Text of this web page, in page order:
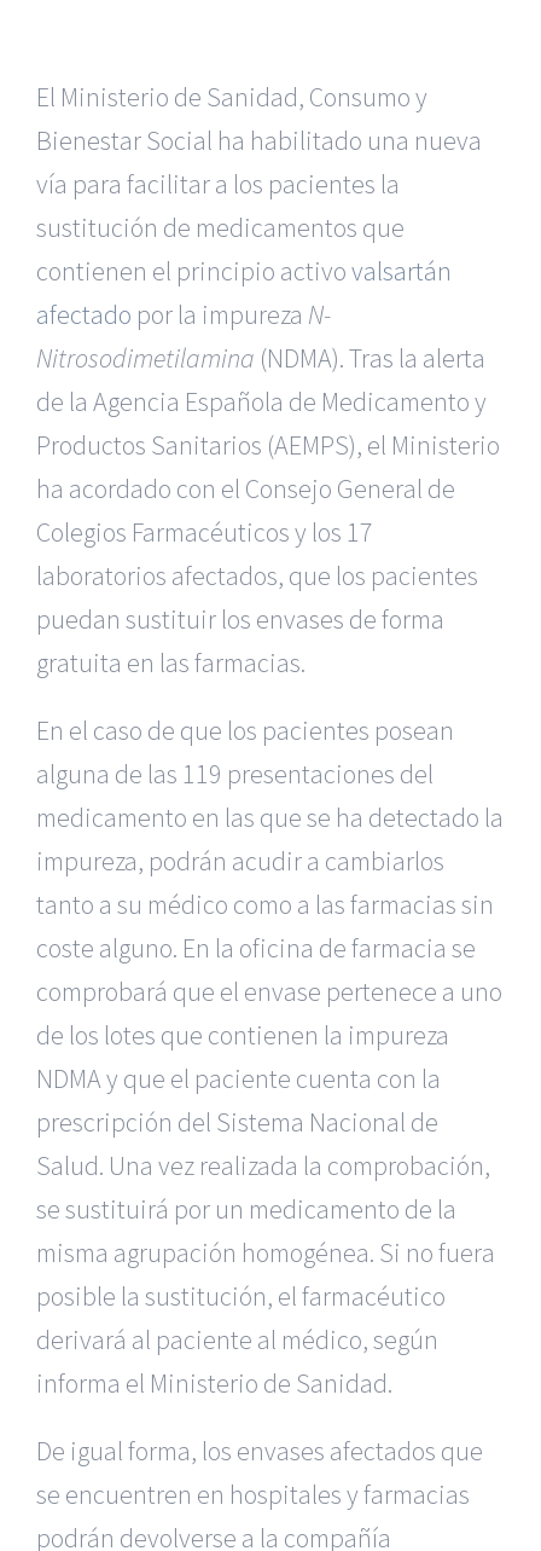
El Ministerio de Sanidad, Consumo y
Bienestar Social ha habilitado una nueva
vía para facilitar a los pacientes la
sustitución de medicamentos que
contienen el principio activovalsartán
afectado por la impureza N-
Nitrosodimetilamina (NDMA). Tras la alerta
de la Agencia Española de Medicamento y
Productos Sanitarios (AEMPS), el Ministerio
ha acordado con el Consejo General de
Colegios Farmacéuticos y los 17
laboratorios afectados, que los pacientes
puedan sustituir los envases de forma
gratuita en las farmacias.
En el caso de que los pacientes posean
alguna de las 119 presentaciones del
medicamento en las que se ha detectado la
impureza, podrán acudir a cambiarlos
tanto a su médico como a las farmacias sin
coste alguno. En la oficina de farmacia se
comprobará que el envase pertenece a uno
de los lotes que contienen la impureza
NDMA y que el paciente cuenta con la
prescripción del Sistema Nacional de
Salud. Una vez realizada la comprobación,
se sustituirá por un medicamento de la
misma agrupación homogénea. Si no fuera
posible la sustitución, el farmacéutico
derivará al paciente al médico, según
informa el Ministerio de Sanidad.
De igual forma, los envases afectados que
se encuentren en hospitales y farmacias
podrán devolverse a la compañía